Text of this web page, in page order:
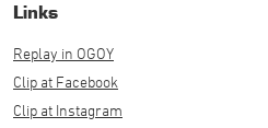
Links
Replay in OGOY
Clip at Facebook
Clip at Instagram